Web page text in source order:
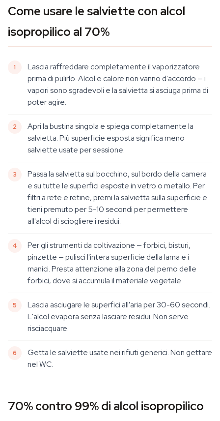
Come usare le salviette con alcol
isopropilico al 70%
Lascia raffreddare completamente il vaporizzatore
prima di pulirlo. Alcol e calore non vanno d'accordo — i
vapori sono sgradevoli e la salvietta si asciuga prima di
poter agire.
Apri la bustina singola e spiega completamente la
salvietta. Più superficie esposta significa meno
salviette usate per sessione.
Passa la salvietta sul bocchino, sul bordo della camera
e su tutte le superfici esposte in vetro o metallo. Per
filtri a rete e retine, premi la salvietta sulla superficie e
tieni premuto per 5-10 secondi per permettere
all'alcol di sciogliere i residui.
Per gli strumenti da coltivazione — forbici, bisturi,
pinzette — pulisci l'intera superficie della lama e i
manici. Presta attenzione alla zona del perno delle
forbici, dove si accumula il materiale vegetale.
Lascia asciugare le superfici all'aria per 30-60 secondi.
L'alcol evapora senza lasciare residui. Non serve
risciacquare.
Getta le salviette usate nei rifiuti generici. Non gettare
nel WC.
70% contro 99% di alcol isopropilico